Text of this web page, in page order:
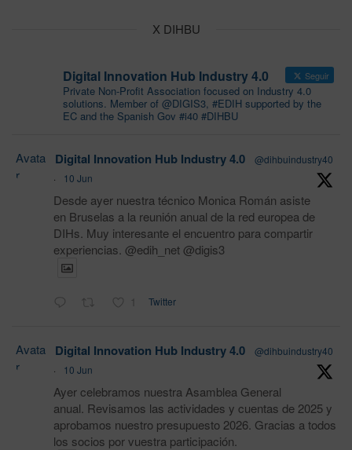
X DIHBU
Digital Innovation Hub Industry 4.0 Seguir
Private Non-Profit Association focused on Industry 4.0
solutions. Member of @DIGIS3, #EDIH supported by the
EC and the Spanish Gov #i40 #DIHBU
Avata
r
Digital Innovation Hub Industry 4.0
@dihbuindustry40
·
10 Jun
Desde ayer nuestra técnico Monica Román asiste
en Bruselas a la reunión anual de la red europea de
DIHs. Muy interesante el encuentro para compartir
experiencias. @edih_net @digis3
1 Twitter
Avata
r
Digital Innovation Hub Industry 4.0
@dihbuindustry40
·
10 Jun
Ayer celebramos nuestra Asamblea General
anual. Revisamos las actividades y cuentas de 2025 y
aprobamos nuestro presupuesto 2026. Gracias a todos
los socios por vuestra participación.